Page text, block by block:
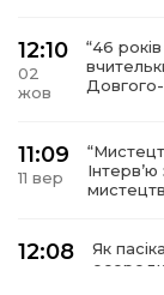
12:10
02
жов
“46
Довгого-
11:09
11 вер
12:08
Як